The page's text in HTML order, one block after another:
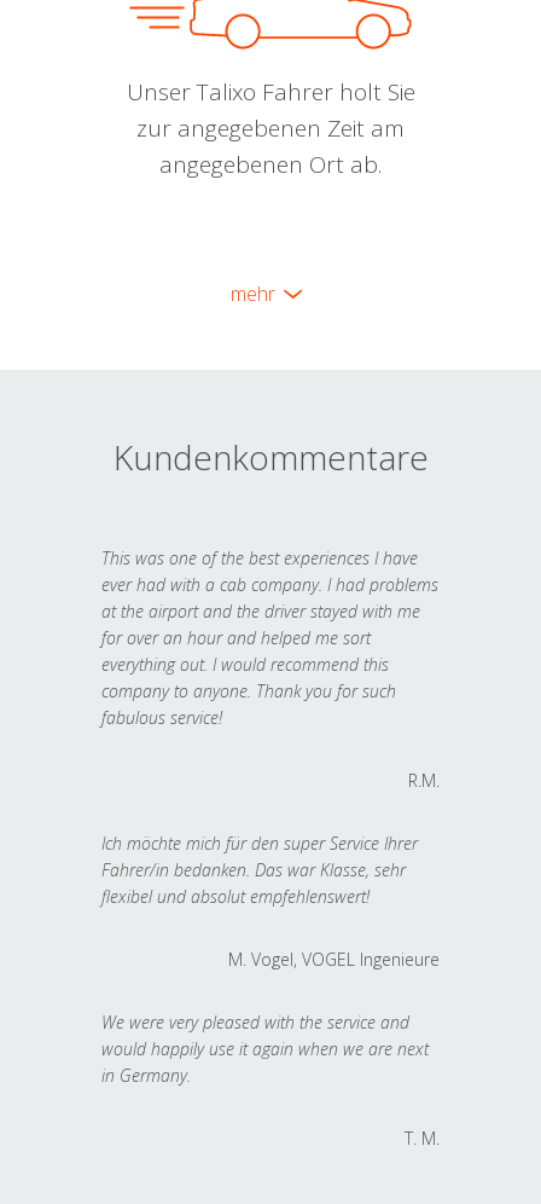
Unser Talixo Fahrer holt Sie
zur angegebenen Zeit am
angegebenen Ort ab.
mehr
Kundenkommentare
This was one of the best experiences I have
ever had with a cab company. I had problems
at the airport and the driver stayed with me
for over an hour and helped me sort
everything out. I would recommend this
company to anyone. Thank you for such
fabulous service!
R.M.
Ich möchte mich für den super Service Ihrer
Fahrer/in bedanken. Das war Klasse, sehr
flexibel und absolut empfehlenswert!
M. Vogel, VOGEL Ingenieure
We were very pleased with the service and
would happily use it again when we are next
in Germany.
T. M.